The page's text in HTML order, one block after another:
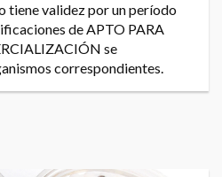
tiene validez por un período
de APTO PARA
se
correspondientes.